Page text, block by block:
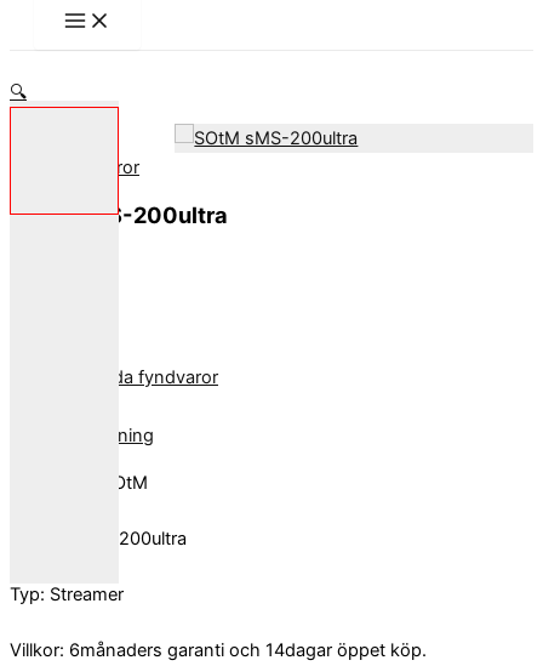
🔍
Sålda fyndvaror
SOtM sMS-200ultra
Sålda fyndvaror
Beskrivning
Tillverkare: SOtM
Modell: sMS-200ultra
Typ: Streamer
Villkor: 6månaders garanti och 14dagar öppet köp.